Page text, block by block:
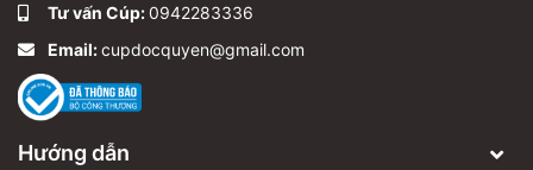
Tư vấn Cúp:0942283336
Email:cupdocquyen@gmail.com
Hướng dẫn